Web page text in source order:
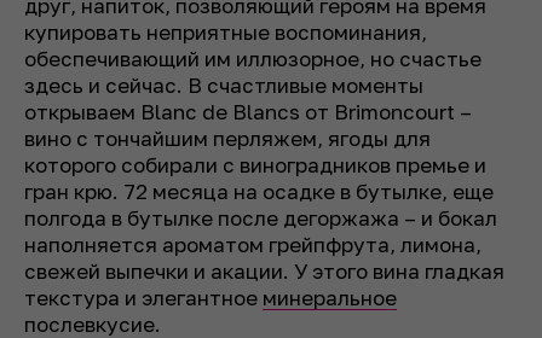
друг, напиток, позволяющий героям на время
купировать неприятные воспоминания,
обеспечивающий им иллюзорное, но счастье
здесь и сейчас. В счастливые моменты
открываем Blanc de Blancs от Brimoncourt –
вино с тончайшим перляжем, ягоды для
которого собирали с виноградников премье и
гран крю. 72 месяца на осадке в бутылке, еще
полгода в бутылке после дегоржажа – и бокал
наполняется ароматом грейпфрута, лимона,
свежей выпечки и акации. У этого вина гладкая
текстура и элегантное минеральное
послевкусие.